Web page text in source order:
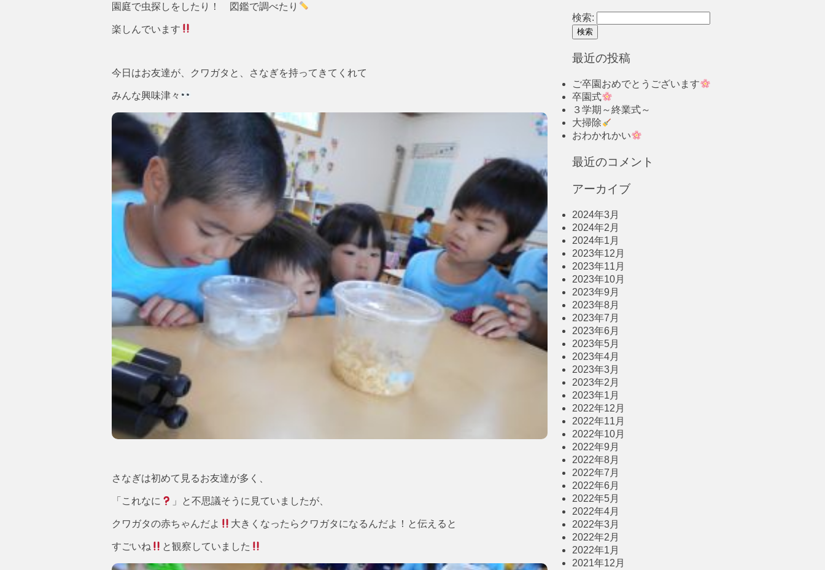
園庭で虫探しをしたり！ 図鑑で調べたり
楽しんでいます
今日はお友達が、クワガタと、さなぎを持ってきてくれて
みんな興味津々
さなぎは初めて見るお友達が多く、
「これなに 」と不思議そうに見ていましたが、
クワガタの赤ちゃんだよ 大きくなったらクワガタになるんだよ！と伝えると
すごいね と観察していました
検索:
最近の投稿
ご卒園おめでとうございます
卒園式
３学期～終業式～
大掃除
おわかれかい
最近のコメント
アーカイブ
2024年3月
2024年2月
2024年1月
2023年12月
2023年11月
2023年10月
2023年9月
2023年8月
2023年7月
2023年6月
2023年5月
2023年4月
2023年3月
2023年2月
2023年1月
2022年12月
2022年11月
2022年10月
2022年9月
2022年8月
2022年7月
2022年6月
2022年5月
2022年4月
2022年3月
2022年2月
2022年1月
2021年12月